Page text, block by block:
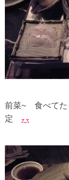
前菜~ 食べて
定